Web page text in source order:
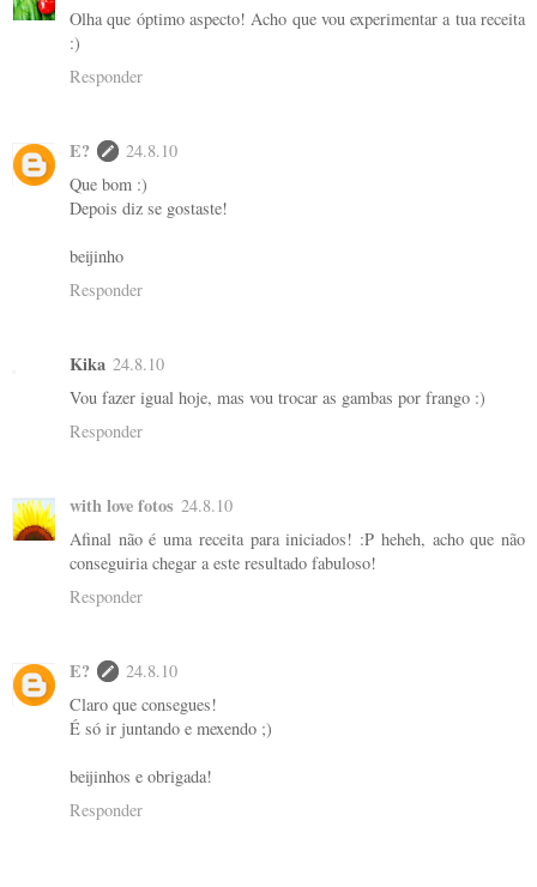
Olha que óptimo aspecto! Acho que vou experimentar a tua receita
:)
Responder
E?
24.8.10
Que bom :)
Depois diz se gostaste!
beijinho
Responder
Kika 24.8.10
Vou fazer igual hoje, mas vou trocar as gambas por frango :)
Responder
with love fotos 24.8.10
Afinal não é uma receita para iniciados! :P heheh, acho que não
conseguiria chegar a este resultado fabuloso!
Responder
E?
24.8.10
Claro que consegues!
É só ir juntando e mexendo ;)
beijinhos e obrigada!
Responder